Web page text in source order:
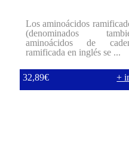
Los aminoácidos
(denominados
aminoácidos de
ramificada en inglés se ...
32,89€ +